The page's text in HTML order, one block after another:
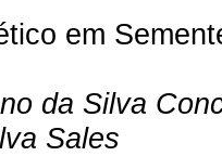
em
da Silva
Sales